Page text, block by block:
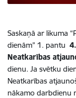
Saskaņā ar likuma
dienām” 1. pantu
Neatkarības
dienu. Ja svētku
Neatkarības
nākamo darbdienu